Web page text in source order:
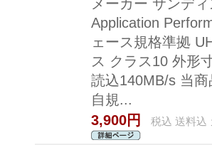
メーカー サンデ
Application
ェース規格準拠
ス クラス10 外形
読込140MB/s 当
自規...
3,900円
税込 送料込